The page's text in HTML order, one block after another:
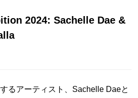
2024: Sachelle Dae &
るアーティスト、Sachelle Daeと